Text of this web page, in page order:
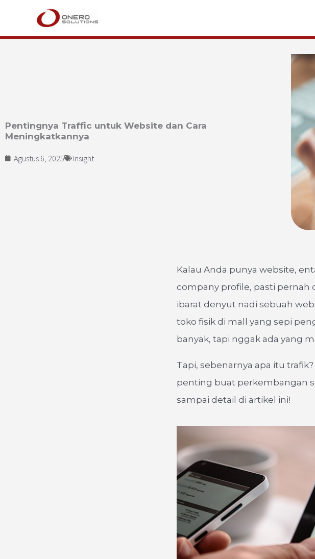
konten
Pentingnya Traffic untuk Website dan Cara
Meningkatkannya
Agustus 6, 2025 Insight
Kalau Anda punya website,
company profile, pasti pernah
ibarat denyut nadi sebuah
toko fisik di mall yang sepi
banyak, tapi nggak ada yang
Tapi, sebenarnya apa itu
penting buat perkembangan
sampai detail di artikel ini!